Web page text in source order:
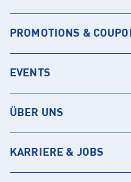
PROMOTIONS &
EVENTS
ÜBER UNS
KARRIERE & JOBS